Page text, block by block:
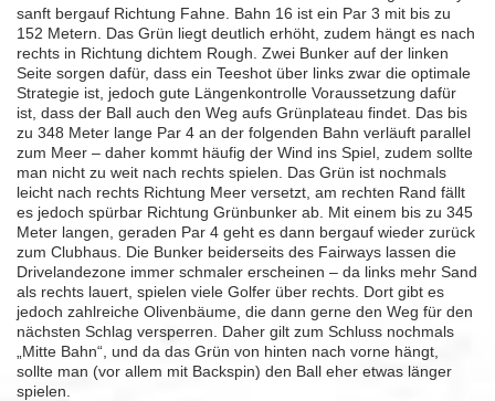
sanft bergauf Richtung Fahne. Bahn 16 ist ein Par 3 mit bis zu
152 Metern. Das Grün liegt deutlich erhöht, zudem hängt es nach
rechts in Richtung dichtem Rough. Zwei Bunker auf der linken
Seite sorgen dafür, dass ein Teeshot über links zwar die optimale
Strategie ist, jedoch gute Längenkontrolle Voraussetzung dafür
ist, dass der Ball auch den Weg aufs Grünplateau findet. Das bis
zu 348 Meter lange Par 4 an der folgenden Bahn verläuft parallel
zum Meer – daher kommt häufig der Wind ins Spiel, zudem sollte
man nicht zu weit nach rechts spielen. Das Grün ist nochmals
leicht nach rechts Richtung Meer versetzt, am rechten Rand fällt
es jedoch spürbar Richtung Grünbunker ab. Mit einem bis zu 345
Meter langen, geraden Par 4 geht es dann bergauf wieder zurück
zum Clubhaus. Die Bunker beiderseits des Fairways lassen die
Drivelandezone immer schmaler erscheinen – da links mehr Sand
als rechts lauert, spielen viele Golfer über rechts. Dort gibt es
jedoch zahlreiche Olivenbäume, die dann gerne den Weg für den
nächsten Schlag versperren. Daher gilt zum Schluss nochmals
„Mitte Bahn“, und da das Grün von hinten nach vorne hängt,
sollte man (vor allem mit Backspin) den Ball eher etwas länger
spielen.